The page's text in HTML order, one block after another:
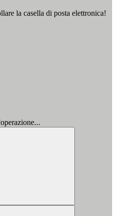
la casella di posta elettronica!